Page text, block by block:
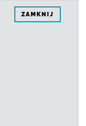
ZAMKNIJ